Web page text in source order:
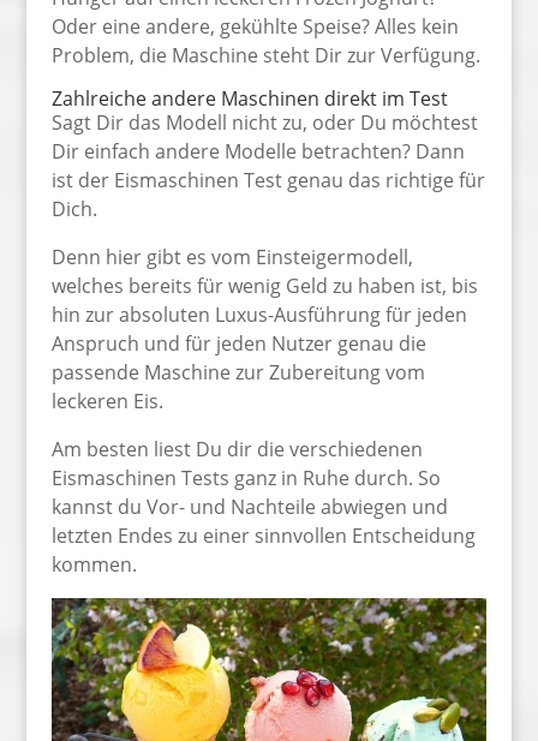
Oder eine andere, gekühlte Speise? Alles kein
Problem, die Maschine steht Dir zur Verfügung.
Zahlreiche andere Maschinen direkt im Test
Sagt Dir das Modell nicht zu, oder Du möchtest
Dir einfach andere Modelle betrachten? Dann
ist der Eismaschinen Test genau das richtige für
Dich.
Denn hier gibt es vom Einsteigermodell,
welches bereits für wenig Geld zu haben ist, bis
hin zur absoluten Luxus-Ausführung für jeden
Anspruch und für jeden Nutzer genau die
passende Maschine zur Zubereitung vom
leckeren Eis.
Am besten liest Du dir die verschiedenen
Eismaschinen Tests ganz in Ruhe durch. So
kannst du Vor- und Nachteile abwiegen und
letzten Endes zu einer sinnvollen Entscheidung
kommen.